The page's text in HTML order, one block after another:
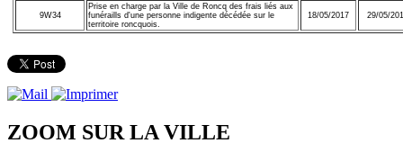
9W34
Prise en charge par la Ville de Roncq des frais liés aux
funéraills d'une personne indigente décédée sur le
territoire roncquois.
18/05/2017 29/05/
ZOOM SUR LA VILLE